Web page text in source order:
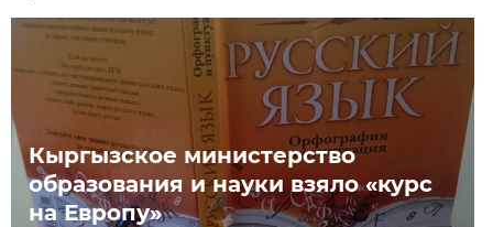
Кыргызское министерство
образования и науки взяло «курс
на Европу»